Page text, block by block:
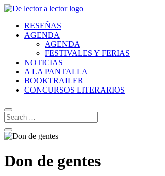
RESEÑAS
AGENDA
AGENDA
FESTIVALES Y FERIAS
NOTICIAS
A LA PANTALLA
BOOKTRAILER
CONCURSOS LITERARIOS
Don de gentes